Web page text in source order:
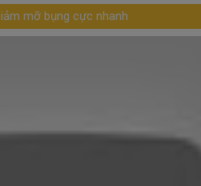
mỡ bụng cực nhanh